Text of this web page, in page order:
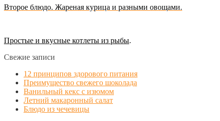
Второе блюдо. Жареная курица и разными овощами.
Простые и вкусные котлеты из рыбы.
Свежие записи
12 принципов здорового питания
Преимущество свежего шоколада
Ванильный кекс с изюмом
Летний макаронный салат
Блюдо из чечевицы